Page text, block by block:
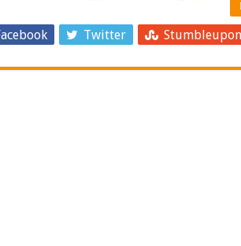
Twitter Stumbleupon